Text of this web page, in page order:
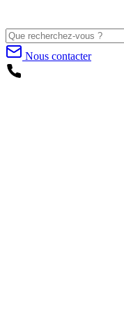
Nous contacter